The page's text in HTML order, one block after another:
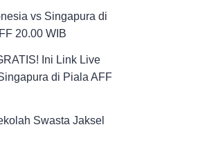
vs Singapura di
20.00 WIB
Ini Link Live
di Piala AFF
Swasta Jaksel